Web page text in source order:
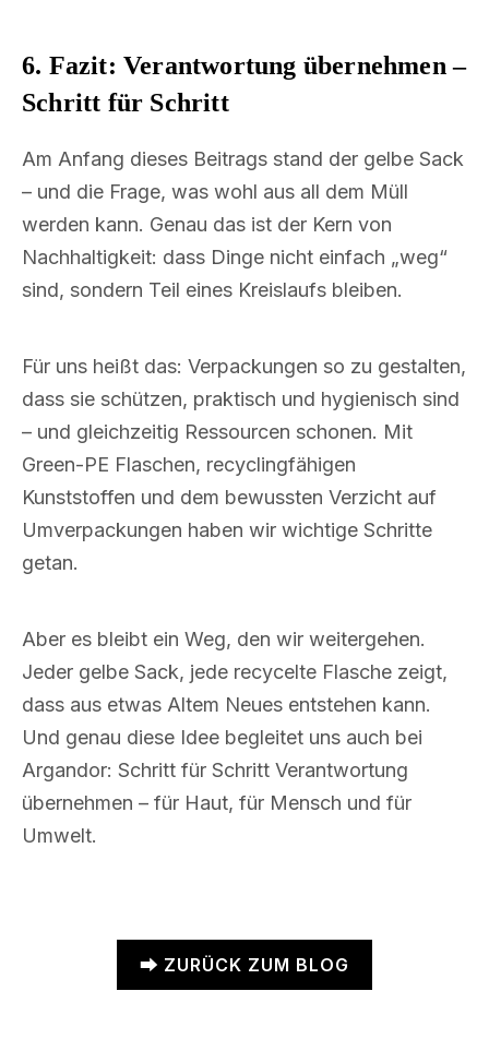
6. Fazit: Verantwortung übernehmen –
Schritt für Schritt
Am Anfang dieses Beitrags stand der gelbe Sack
– und die Frage, was wohl aus all dem Müll
werden kann. Genau das ist der Kern von
Nachhaltigkeit: dass Dinge nicht einfach „weg“
sind, sondern Teil eines Kreislaufs bleiben.
Für uns heißt das: Verpackungen so zu gestalten,
dass sie schützen, praktisch und hygienisch sind
– und gleichzeitig Ressourcen schonen. Mit
Green-PE Flaschen, recyclingfähigen
Kunststoffen und dem bewussten Verzicht auf
Umverpackungen haben wir wichtige Schritte
getan.
Aber es bleibt ein Weg, den wir weitergehen.
Jeder gelbe Sack, jede recycelte Flasche zeigt,
dass aus etwas Altem Neues entstehen kann.
Und genau diese Idee begleitet uns auch bei
Argandor: Schritt für Schritt Verantwortung
übernehmen – für Haut, für Mensch und für
Umwelt.
⮕ ZURÜCK ZUM BLOG